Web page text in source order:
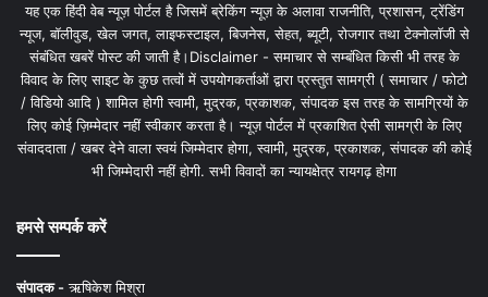
यह एक हिंदी वेब न्यूज़ पोर्टल है जिसमें ब्रेकिंग न्यूज़ के अलावा राजनीति, प्रशासन, ट्रेंडिंग
न्यूज, बॉलीवुड, खेल जगत, लाइफस्टाइल, बिजनेस, सेहत, ब्यूटी, रोजगार तथा टेक्नोलॉजी से
संबंधित खबरें पोस्ट की जाती है।Disclaimer - समाचार से सम्बंधित किसी भी तरह के
विवाद के लिए साइट के कुछ तत्वों में उपयोगकर्ताओं द्वारा प्रस्तुत सामग्री ( समाचार / फोटो
/ विडियो आदि ) शामिल होगी स्वामी, मुद्रक, प्रकाशक, संपादक इस तरह के सामग्रियों के
लिए कोई ज़िम्मेदार नहीं स्वीकार करता है। न्यूज़ पोर्टल में प्रकाशित ऐसी सामग्री के लिए
संवाददाता / खबर देने वाला स्वयं जिम्मेदार होगा, स्वामी, मुद्रक, प्रकाशक, संपादक की कोई
भी जिम्मेदारी नहीं होगी. सभी विवादों का न्यायक्षेत्र रायगढ़ होगा
हमसे सम्पर्क करें
संपादक -ऋषिकेश मिश्रा